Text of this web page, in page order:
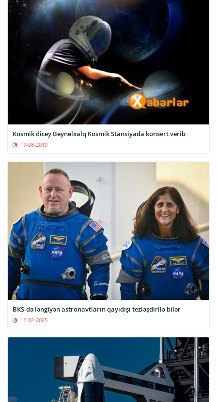
Kosmik dicey Beynəlxalq Kosmik Stansiyada konsert verib
17-08-2019
BKS-də ləngiyən astronavtların qayıdışı tezləşdirilə bilər
12-02-2025